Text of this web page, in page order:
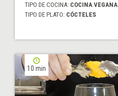
TIPO DE COCINA: COCINA VEGANA
TIPO DE PLATO: CÓCTELES
10 min